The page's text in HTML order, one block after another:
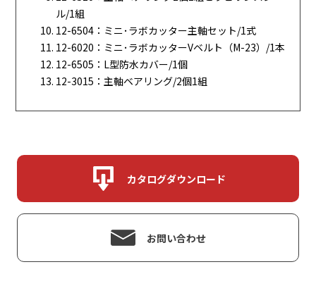
ル/1組
12-6504：ミニ･ラボカッター主軸セット/1式
12-6020：ミニ･ラボカッターVベルト（M-23）/1本
12-6505：L型防水カバー/1個
12-3015：主軸ベアリング/2個1組
カタログダウンロード
お問い合わせ